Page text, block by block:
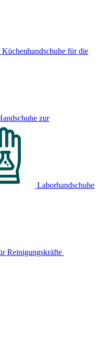
Küchenhandschuhe für die
zur
Laborhandschuhe
Reinigungskräfte